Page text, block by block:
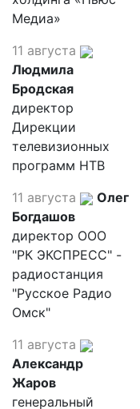
Медиа»
11 августа
Людмила
Бродская
директор
Дирекции
телевизионных
программ НТВ
11 августа
Олег
Богдашов
директор ООО
"РК ЭКСПРЕСС" -
радиостанция
"Русское Радио
Омск"
11 августа
Александр
Жаров
генеральный